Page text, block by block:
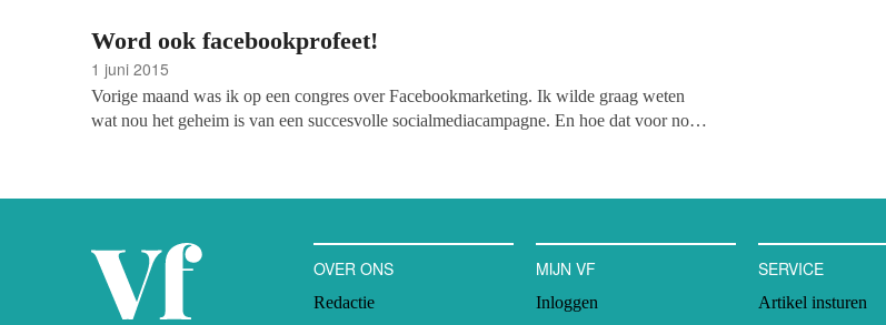
Word ook facebookprofeet!
1 juni 2015
Vorige maand was ik op een congres over Facebookmarketing. Ik wilde graag weten
wat nou het geheim is van een succesvolle socialmediacampagne. En hoe dat voor non-
OVER ONS
Redactie
MIJN VF
Inloggen
SERVICE
Artikel insturen